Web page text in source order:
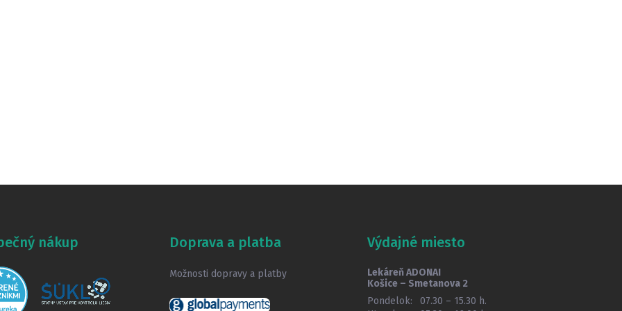
nákup Doprava a platba
Možnosti dopravy a platby
Výdajné miesto
Lekáreň ADONAI
Košice – Smetanova 2
Pondelok:
07.30 – 15.30 h.